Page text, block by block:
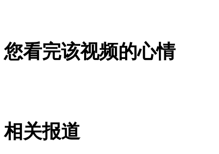
女孩北京地铁殴打老人 痛下狠手拳打脚踢
外交部：有关国家言论片面不公正
您看完该视频的心情
相关报道